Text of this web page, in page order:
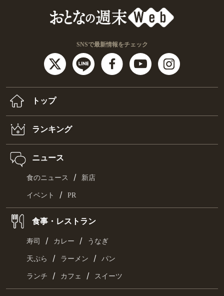
SNSで最新情報をチェック
トップ
ランキング
ニュース
食のニュース / 新店
イベント / PR
食事・レストラン
寿司 / カレー / うなぎ
天ぷら / ラーメン / パン
ランチ / カフェ / スイーツ